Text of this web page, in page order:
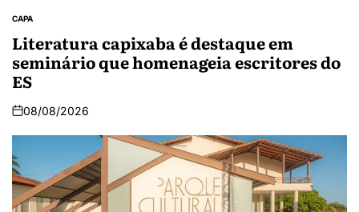
CAPA
Literatura capixaba é destaque em
seminário que homenageia escritores do
ES
08/08/2026